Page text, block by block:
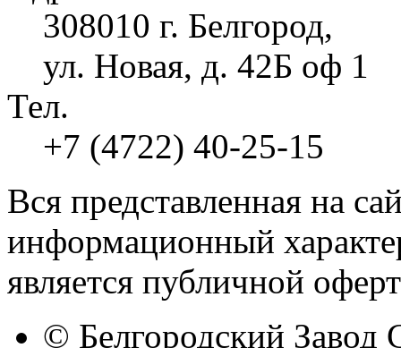
308010 г. Белгород,
ул. Новая, д. 42Б оф 1
Тел.
+7 (4722) 40-25-15
Вся представленная на
информационный
является публичной
© Белгородский Завод